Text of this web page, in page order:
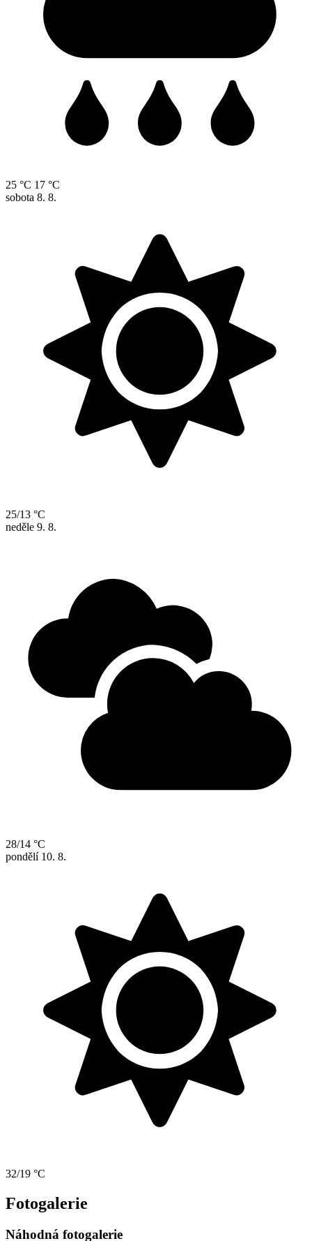
25 °C 17 °C
sobota 8. 8.
25/13 °C
neděle 9. 8.
28/14 °C
pondělí 10. 8.
32/19 °C
Fotogalerie
Náhodná fotogalerie